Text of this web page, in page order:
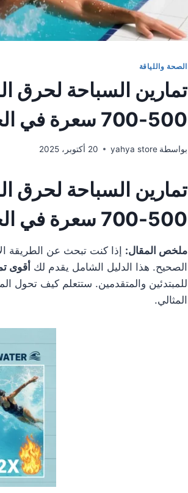
الصحة واللياقة
تمارين السباحة لحرق
500-700 سعرة في الجلسة الواحدة
بواسطة yahya store 20 أكتوبر، 2025
تمارين السباحة لحرق
500-700 سعرة في الجلسة الواحدة
ملخص المقال: إذا كنت تبحث عن الطريقة
الصحيح. هذا الدليل الشامل يقدم لك أقوى
للمبتدئين والمتقدمين. ستتعلم كيف تحول
المثالي.